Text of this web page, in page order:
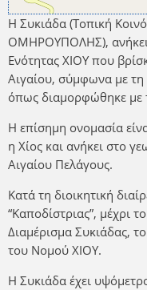
Η Συκιάδα (Τοπική
ΟΜΗΡΟΥΠΟΛΗΣ), ανήκει
Ενότητας ΧΙΟΥ που
Αιγαίου, σύμφωνα με τη
όπως διαμορφώθηκε με
Η επίσημη ονομασία
η Χίος και ανήκει στο
Αιγαίου Πελάγους.
Κατά τη διοικητική
“Καποδίστριας”, μέχρι
Διαμέρισμα
του Νομού ΧΙΟΥ.
Η Συκιάδα έχει